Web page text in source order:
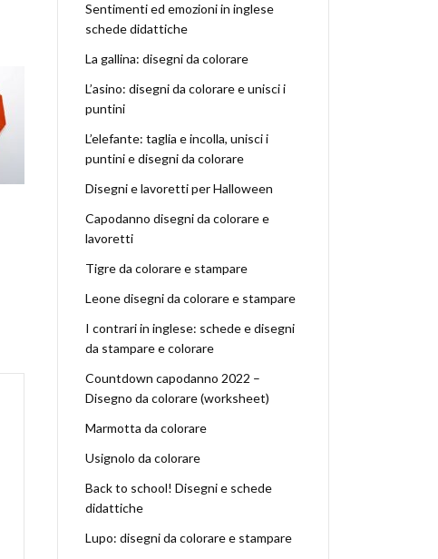
Sentimenti ed emozioni in inglese
schede didattiche
La gallina: disegni da colorare
L’asino: disegni da colorare e unisci i
puntini
L’elefante: taglia e incolla, unisci i
puntini e disegni da colorare
Disegni e lavoretti per Halloween
Capodanno disegni da colorare e
lavoretti
Tigre da colorare e stampare
Leone disegni da colorare e stampare
I contrari in inglese: schede e disegni
da stampare e colorare
Countdown capodanno 2022 –
Disegno da colorare (worksheet)
Marmotta da colorare
Usignolo da colorare
Back to school! Disegni e schede
didattiche
Lupo: disegni da colorare e stampare